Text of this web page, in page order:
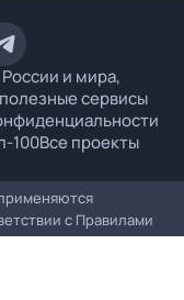
и мира,
сервисы
100Все проекты
с Правилами